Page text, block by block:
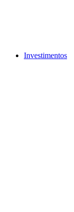
Investimentos